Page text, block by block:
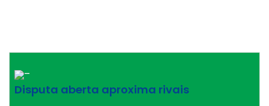
–
Disputa aberta aproxima rivais